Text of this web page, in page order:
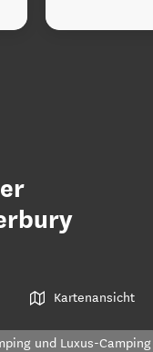
Kartenansicht
und Luxus-Camping